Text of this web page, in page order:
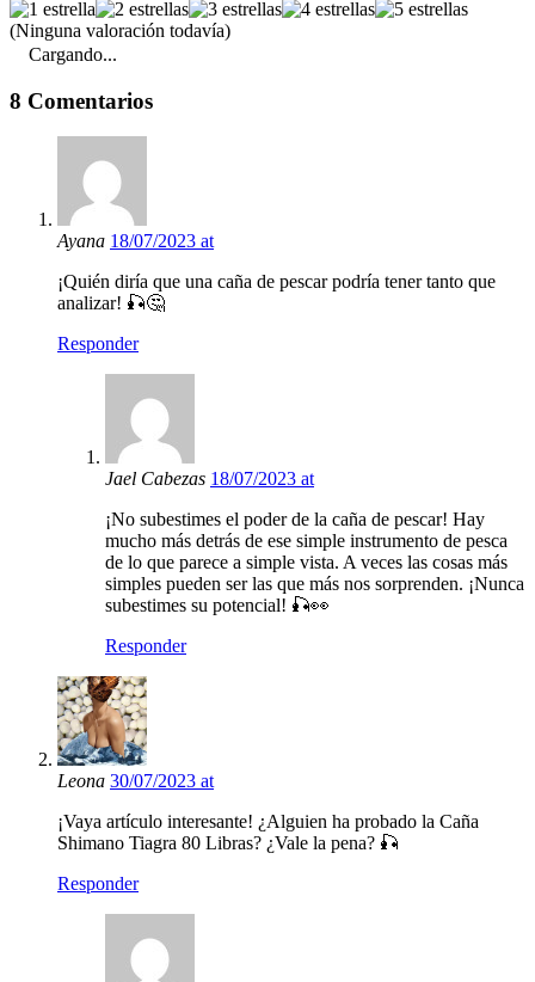
(Ninguna valoración todavía)
Cargando...
8 Comentarios
Ayana 18/07/2023 at
¡Quién diría que una caña de pescar podría tener tanto que
analizar! 🎣🤔
Responder
Jael Cabezas 18/07/2023 at
¡No subestimes el poder de la caña de pescar! Hay
mucho más detrás de ese simple instrumento de pesca
de lo que parece a simple vista. A veces las cosas más
simples pueden ser las que más nos sorprenden. ¡Nunca
subestimes su potencial! 🎣👀
Responder
Leona 30/07/2023 at
¡Vaya artículo interesante! ¿Alguien ha probado la Caña
Shimano Tiagra 80 Libras? ¿Vale la pena? 🎣
Responder